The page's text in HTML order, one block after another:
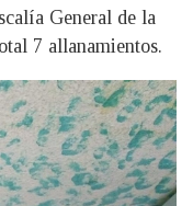
General de la
7 allanamientos.